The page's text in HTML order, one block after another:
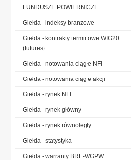
FUNDUSZE POWIERNICZE
Giełda - indeksy branzowe
Giełda - kontrakty terminowe WIG20
(futures)
Giełda - notowania ciągłe NFI
Giełda - notowania ciągłe akcji
Giełda - rynek NFI
Giełda - rynek główny
Giełda - rynek równoległy
Giełda - statystyka
Giełda - warranty BRE-WGPW